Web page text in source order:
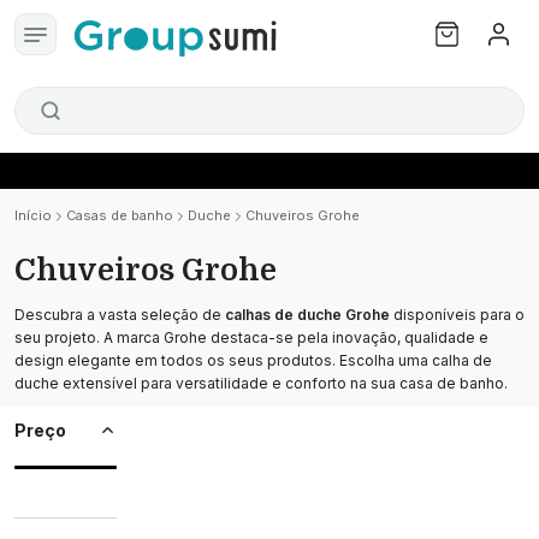
Início Casas de banho Duche Chuveiros Grohe
Chuveiros Grohe
Descubra a vasta seleção de calhas de duche Grohe disponíveis para o
seu projeto. A marca Grohe destaca-se pela inovação, qualidade e
design elegante em todos os seus produtos. Escolha uma calha de
duche extensível para versatilidade e conforto na sua casa de banho.
Preço